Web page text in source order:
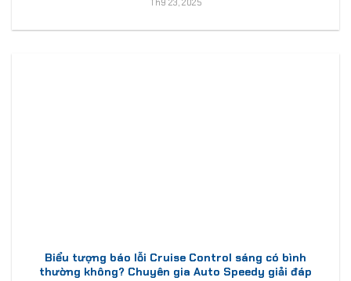
Th9 23, 2025
Biểu tượng báo lỗi Cruise Control sáng có bình
thường không? Chuyên gia Auto Speedy giải đáp